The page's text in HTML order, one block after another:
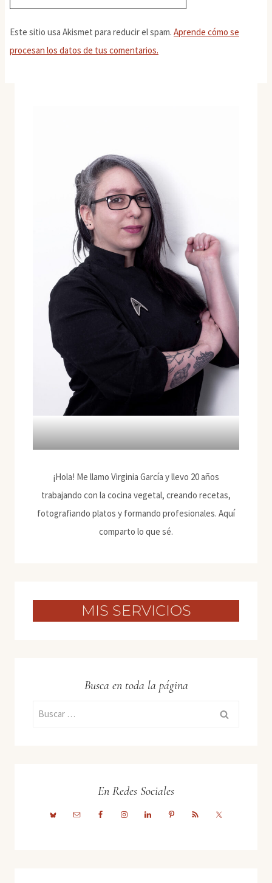
Este sitio usa Akismet para reducir el spam. Aprende cómo se
procesan los datos de tus comentarios.
¡Hola! Me llamo Virginia García y llevo 20 años
trabajando con la cocina vegetal, creando recetas,
fotografiando platos y formando profesionales. Aquí
comparto lo que sé.
MIS SERVICIOS
Busca en toda la página
Buscar:
En Redes Sociales